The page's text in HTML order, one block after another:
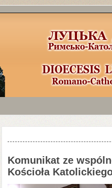
Komunikat ze
Kościoła